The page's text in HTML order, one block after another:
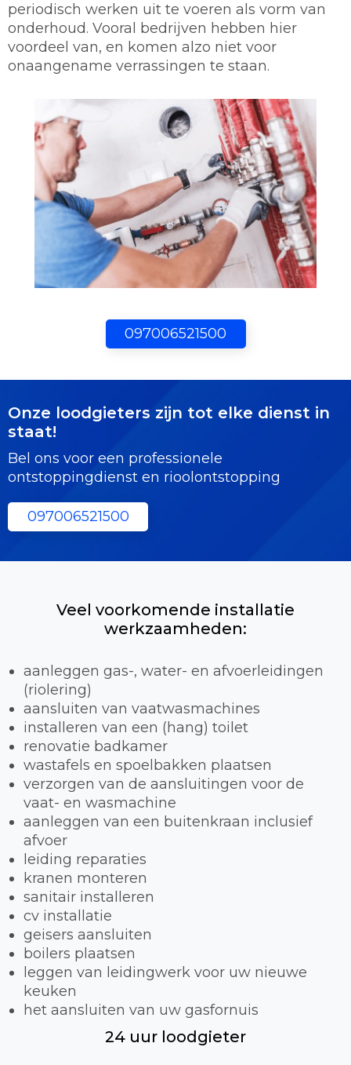
097006521500
periodisch werken uit te voeren als vorm van
onderhoud. Vooral bedrijven hebben hier
voordeel van, en komen alzo niet voor
onaangename verrassingen te staan.
Onze loodgieters zijn tot elke dienst in
staat!
Bel ons voor een professionele
ontstoppingdienst en rioolontstopping
097006521500
Veel voorkomende installatie
werkzaamheden:
aanleggen gas-, water- en afvoerleidingen
(riolering)
aansluiten van vaatwasmachines
installeren van een (hang) toilet
renovatie badkamer
wastafels en spoelbakken plaatsen
verzorgen van de aansluitingen voor de
vaat- en wasmachine
aanleggen van een buitenkraan inclusief
afvoer
leiding reparaties
kranen monteren
sanitair installeren
cv installatie
geisers aansluiten
boilers plaatsen
leggen van leidingwerk voor uw nieuwe
keuken
het aansluiten van uw gasfornuis
24 uur loodgieter